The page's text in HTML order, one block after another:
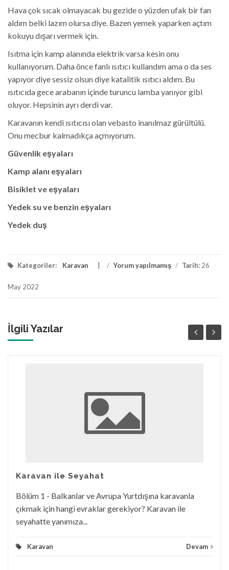
Hava çok sıcak olmayacak bu gezide o yüzden ufak bir fan
aldım belki lazım olursa diye. Bazen yemek yaparken açtım
kokuyu dışarı vermek için.
Isıtma için kamp alanında elektrik varsa kesin onu
kullanıyorum. Daha önce fanlı ısıtıcı kullandım ama o da ses
yapıyor diye sessiz olsun diye katalitik ısıtıcı aldım. Bu
ısıtıcıda gece arabanın içinde turuncu lamba yanıyor gibi
oluyor. Hepsinin ayrı derdi var.
Karavanın kendi ısıtıcısı olan vebasto inanılmaz gürültülü.
Onu mecbur kalmadıkça açmıyorum.
Güvenlik eşyaları
Kamp alanı eşyaları
Bisiklet ve eşyaları
Yedek su ve benzin eşyaları
Yedek duş
Kategoriler: Karavan / Yorum yapılmamış / Tarih: 26
May 2022
İlgili Yazılar
Karavan ile Seyahat
Bölüm 1 - Balkanlar ve Avrupa Yurtdışına karavanla
çıkmak için hangi evraklar gerekiyor? Karavan ile
seyahatte yanımıza...
Karavan Devam